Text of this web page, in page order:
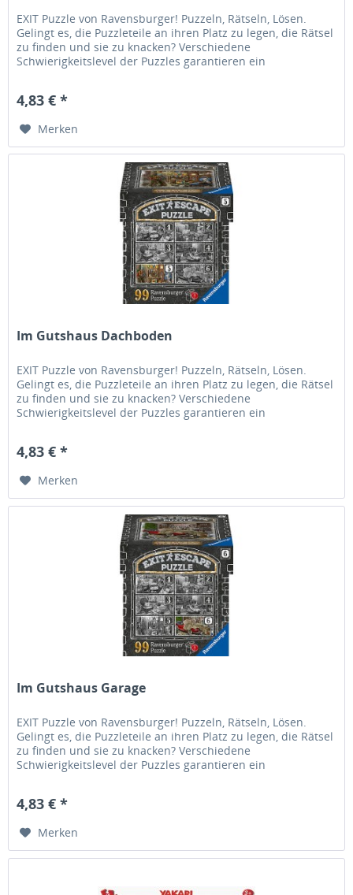
EXIT Puzzle von Ravensburger! Puzzeln, Rätseln, Lösen.
Gelingt es, die Puzzleteile an ihren Platz zu legen, die Rätsel
zu finden und sie zu knacken? Verschiedene
Schwierigkeitslevel der Puzzles garantieren ein
4,83 € *
Merken
Im Gutshaus Dachboden
EXIT Puzzle von Ravensburger! Puzzeln, Rätseln, Lösen.
Gelingt es, die Puzzleteile an ihren Platz zu legen, die Rätsel
zu finden und sie zu knacken? Verschiedene
Schwierigkeitslevel der Puzzles garantieren ein
4,83 € *
Merken
Im Gutshaus Garage
EXIT Puzzle von Ravensburger! Puzzeln, Rätseln, Lösen.
Gelingt es, die Puzzleteile an ihren Platz zu legen, die Rätsel
zu finden und sie zu knacken? Verschiedene
Schwierigkeitslevel der Puzzles garantieren ein
4,83 € *
Merken